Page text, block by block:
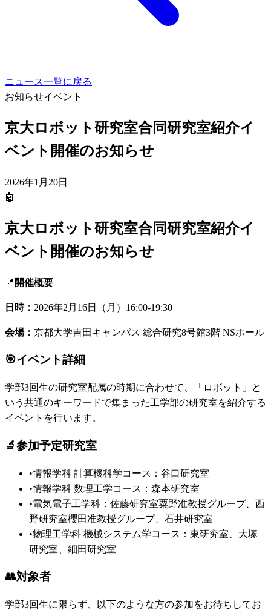
ニュース一覧に戻る
お知らせイベント
京大ロボット研究室合同研究室紹介イ
ベント開催のお知らせ
2026年1月20日
🤖
京大ロボット研究室合同研究室紹介イ
ベント開催のお知らせ
📍 開催概要
日時： 2026年2月16日（月）16:00-19:30
会場： 京都大学吉田キャンパス 総合研究8号館3階 NSホール
🎯イベント詳細
学部3回生の研究室配属の時期に合わせて、「ロボット」と
いう共通のキーワードで集まった工学部の研究室を紹介する
イベントを行います。
🔬参加予定研究室
•情報学科 計算機科学コース：谷口研究室
•情報学科 数理工学コース：森本研究室
•電気電子工学科：佐藤研究室粟野准教授グループ、西
野研究室櫻田准教授グループ、石井研究室
•物理工学科 機械システム学コース：東研究室、大塚
研究室、細田研究室
👥対象者
学部3回生に限らず、以下のような方の参加をお待ちしてお